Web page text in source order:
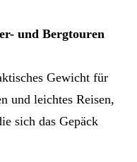
und Bergtouren
Gewicht für
und leichtes Reisen,
sich das Gepäck